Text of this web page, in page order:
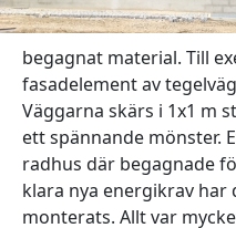
begagnat material. Till
fasadelement av
Väggarna skärs i 1x1 m
ett spännande mönster.
radhus där begagnade
klara nya energikrav
monterats. Allt var